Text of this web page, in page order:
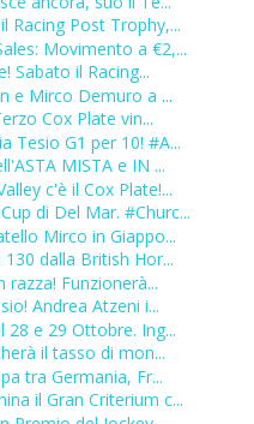
Racing Post Trophy,...
Movimento a €2,...
Sabato il Racing...
e Mirco Demuro a ...
Cox Plate vin...
Tesio G1 per 10! #A...
MISTA e IN ...
c'è il Cox Plate!...
di Del Mar. #Churc...
Mirco in Giappo...
dalla British Hor...
Funzionerà...
Andrea Atzeni i...
28 e 29 Ottobre. Ing...
il tasso di mon...
tra Germania, Fr...
il Gran Criterium c...